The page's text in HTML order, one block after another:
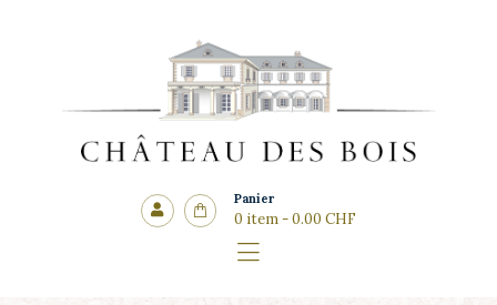
Panier
0 item-0.00 CHF
CHÂTEAU DES BOIS